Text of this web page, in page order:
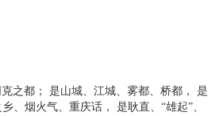
之都； 是山城、江城、雾都、桥都， 是
、烟火气、重庆话， 是耿直、“雄起”、